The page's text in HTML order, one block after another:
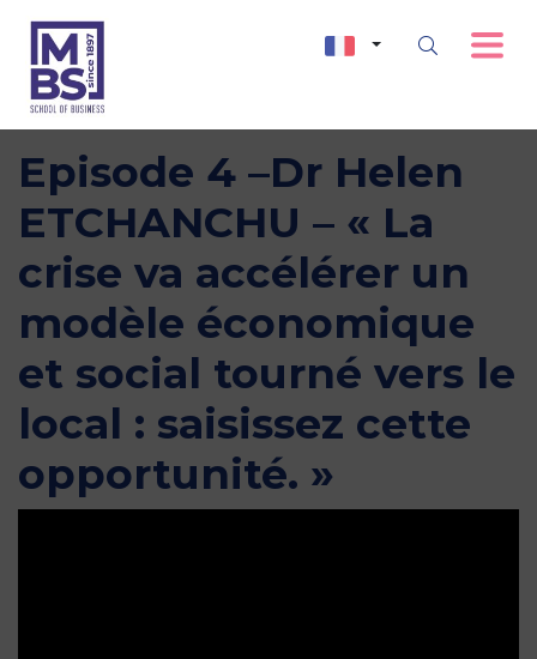
Episode 4 –Dr Helen
ETCHANCHU – « La
crise va accélérer un
modèle économique
et social tourné vers le
local : saisissez cette
opportunité. »